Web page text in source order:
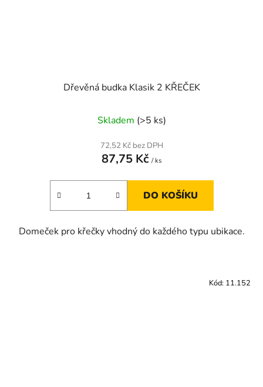
Dřevěná budka Klasik 2 KŘEČEK
Skladem (>5 ks)
72,52 Kč bez DPH
87,75 Kč / ks
DO KOŠÍKU
Domeček pro křečky vhodný do každého typu ubikace.
Kód: 11.152